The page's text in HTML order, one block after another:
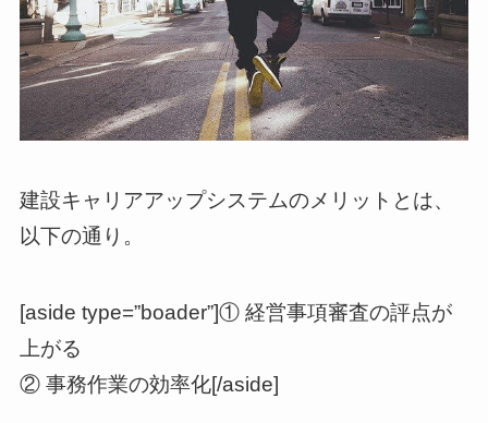
建設キャリアアップシステムのメリットとは、
以下の通り。
[aside type=”boader”]① 経営事項審査の評点が
上がる
② 事務作業の効率化[/aside]